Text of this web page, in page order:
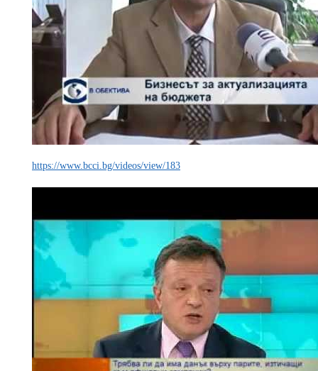
https://www.bcci.bg/videos/view/183